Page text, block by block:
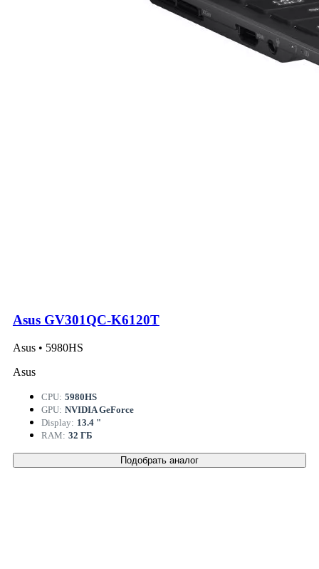
Asus GV301QC-K6120T
Asus • 5980HS
Asus
CPU: 5980HS
GPU: NVIDIA GeForce
Display: 13.4 "
RAM: 32 ГБ
Подобрать аналог